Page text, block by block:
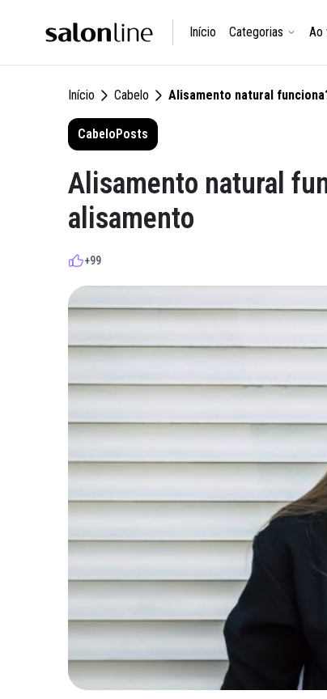
Início Categorias Ao
Início Cabelo Alisamento natural
CabeloPosts
Alisamento natural
alisamento
+99